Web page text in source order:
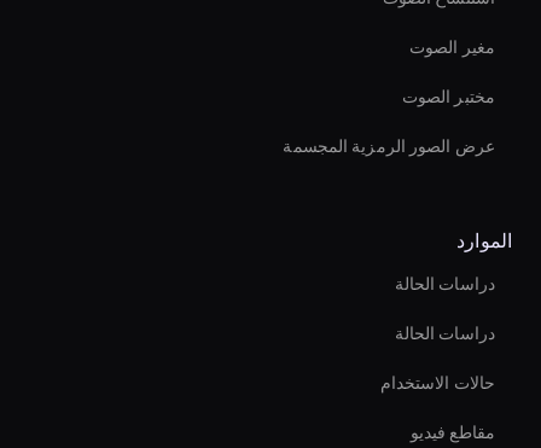
مغير الصوت
مختبر الصوت
عرض الصور الرمزية المجسمة
الموارد
دراسات الحالة
دراسات الحالة
حالات الاستخدام
مقاطع فيديو